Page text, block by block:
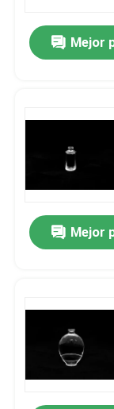
Mejor
Mejor